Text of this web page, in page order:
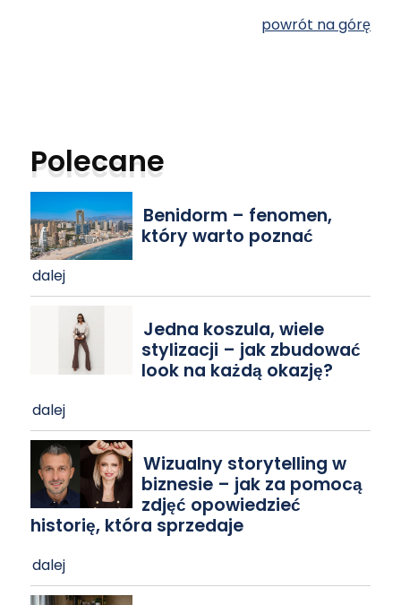
powrót na górę
Polecane
Benidorm – fenomen,
który warto poznać
dalej
Jedna koszula, wiele
stylizacji – jak zbudować
look na każdą okazję?
dalej
Wizualny storytelling w
biznesie – jak za pomocą
zdjęć opowiedzieć
historię, która sprzedaje
dalej